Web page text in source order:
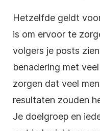
Hetzelfde geldt
is om ervoor te
volgers je posts
benadering met
zorgen dat veel
resultaten zouden
Je doelgroep en